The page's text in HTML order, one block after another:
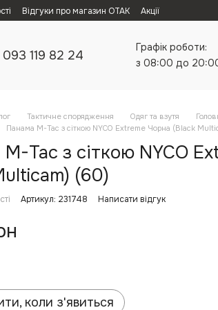
Відгуки про магазин ОТАК Акції
093 119 82 24
Графік роботи:
з 08:00 до
Тактичне спорядження Одяг та взутя
Панама M-Tac з сіткою NYCO Extreme Чорна (Black
Tac з сіткою NYCO
(60)
Артикул: 231748 Написати відгук
коли з'явиться